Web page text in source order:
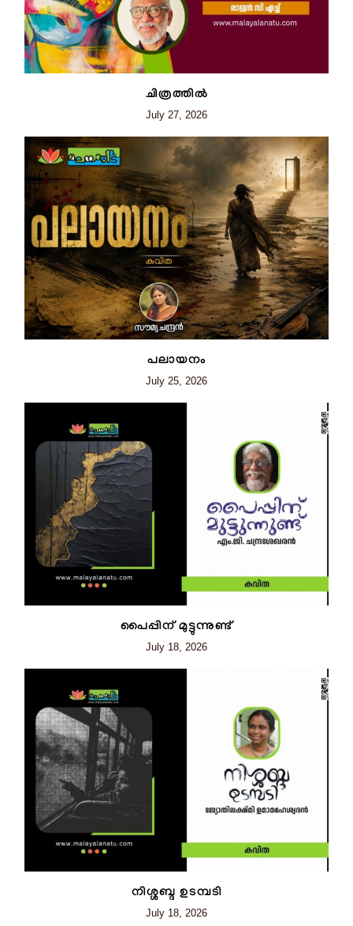
ചിത്രത്തില്‍
July 27, 2026
പലായനം
July 25, 2026
പൈപ്പിന് മുട്ടുന്നുണ്ട്
July 18, 2026
നിശ്ശബ്ദ ഉടമ്പടി
July 18, 2026